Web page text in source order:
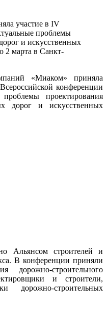
участие в IV
проблемы
и искусственных
2 марта в Санкт-
Альянсом строителей и
В конференции приняли
дорожно-строительного
и строители,
дорожно-строительных